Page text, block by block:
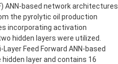
ANN-based network architectures
the pyrolytic oil production
incorporating activation
hidden layers were utilized.
Feed Forward ANN-based
layer and contains 16